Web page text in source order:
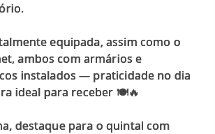
equipada, assim como o
ambos com armários e
instalados — praticidade no dia
ideal para receber 🍽️🔥
destaque para o quintal com